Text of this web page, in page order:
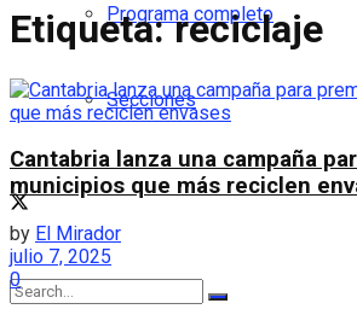
Programa completo
Secciones
Etiqueta:reciclaje
Cantabria lanza una campaña
municipios que más reciclen
by El Mirador
julio 7, 2025
0